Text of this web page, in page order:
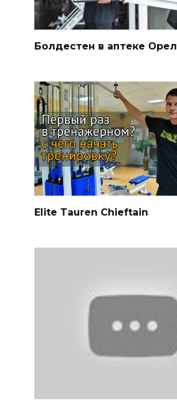
Болдестен в аптеке Орел
Elite Tauren Chieftain